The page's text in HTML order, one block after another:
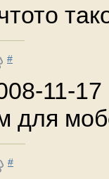
#
11-
для
#